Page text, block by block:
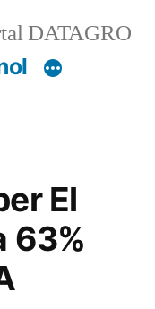
DATAGRO
El
63%